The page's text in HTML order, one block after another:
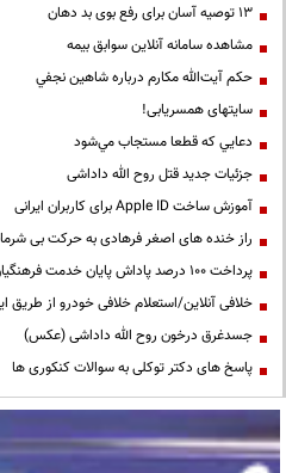
13 توصیه آسان برای رفع بوی بد دهان
مشاهده سامانه آنلاين سوابق بیمه
حكم آيت‌الله مكارم درباره شاهين نجفي
سایتهای همسریابی!
دعايي كه قطعا مستجاب مي‌شود
جزئیات جدید قتل روح الله داداشی
آموزش ساخت Apple ID برای کاربران ایرانی
راز خنده های اصغر فرهادی به حرکت بی
پرداخت ۱۰۰ درصد پاداش پایان خدمت فرهنگیان
خلافی آنلاین/استعلام خلافی خودرو از طریق
جسدغرق درخون روح الله داداشی (عکس)
پاسخ های دکتر توکلی به سوالات کنکوری ها